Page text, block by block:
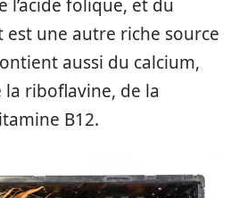
l’acide folique, et du
est une autre riche source
aussi du calcium,
riboflavine, de la
B12.